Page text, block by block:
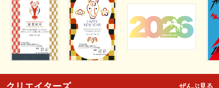
ぜんぶ見る